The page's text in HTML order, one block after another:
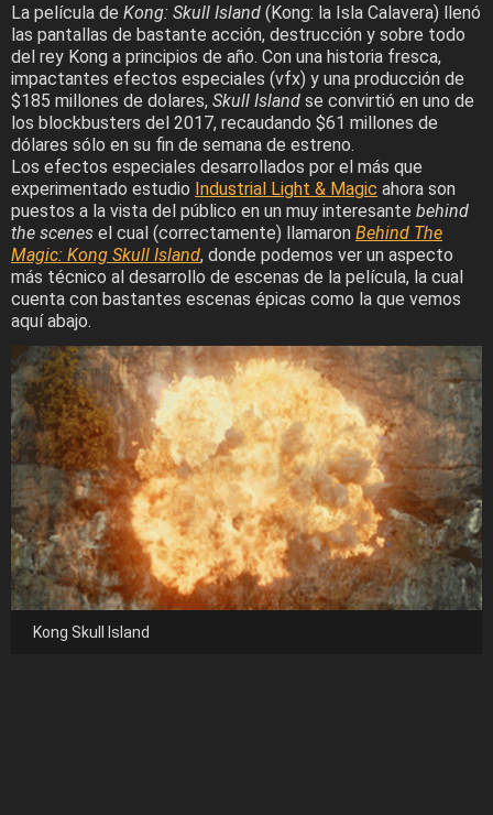
La película de Kong: Skull Island (Kong: la Isla Calavera) llenó
las pantallas de bastante acción, destrucción y sobre todo
del rey Kong a principios de año. Con una historia fresca,
impactantes efectos especiales (vfx) y una producción de
$185 millones de dolares, Skull Island se convirtió en uno de
los blockbusters del 2017, recaudando $61 millones de
dólares sólo en su fin de semana de estreno.
Los efectos especiales desarrollados por el más que
experimentado estudio Industrial Light & Magic ahora son
puestos a la vista del público en un muy interesante behind
the scenes el cual (correctamente) llamaron Behind The
Magic: Kong Skull Island, donde podemos ver un aspecto
más técnico al desarrollo de escenas de la película, la cual
cuenta con bastantes escenas épicas como la que vemos
aquí abajo.
Kong Skull Island